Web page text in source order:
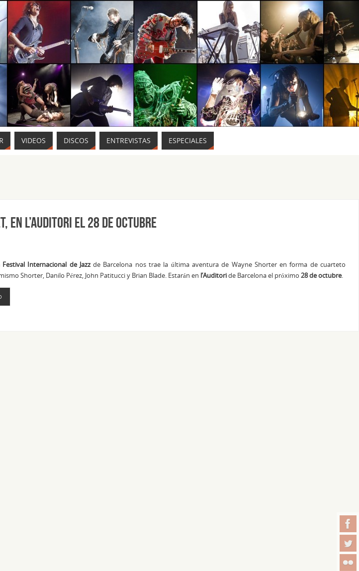
VIDEOS DISCOS ENTREVISTAS ESPECIALES
en l’Auditori el 28 de octubre
Internacional de Jazzde Barcelona nos trae la última aventura de Wayne Shorter en forma de cuarteto
Shorter, Danilo Pérez, John Patitucci y Brian Blade. Estarán en l’Auditoride Barcelona el próximo 28 de octubre.